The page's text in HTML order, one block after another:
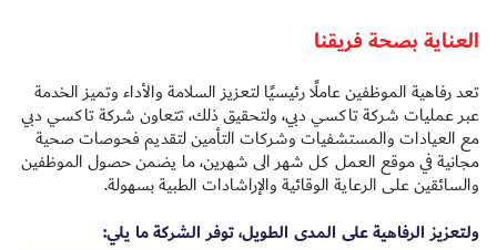
العناية بصحة فريقنا
تعد رفاهية الموظفين عاملًا رئيسيًا لتعزيز السلامة والأداء وتميز الخدمة
عبر عمليات شركة تاكسي دبي، ولتحقيق ذلك، تتعاون شركة تاكسي دبي
مع العيادات والمستشفيات وشركات التأمين لتقديم فحوصات صحية
مجانية في موقع العمل كل شهر الى شهرين، ما يضمن حصول الموظفين
والسائقين على الرعاية الوقائية والإراشادات الطبية بسهولة.
ولتعزيز الرفاهية على المدى الطويل، توفر الشركة ما يلي: